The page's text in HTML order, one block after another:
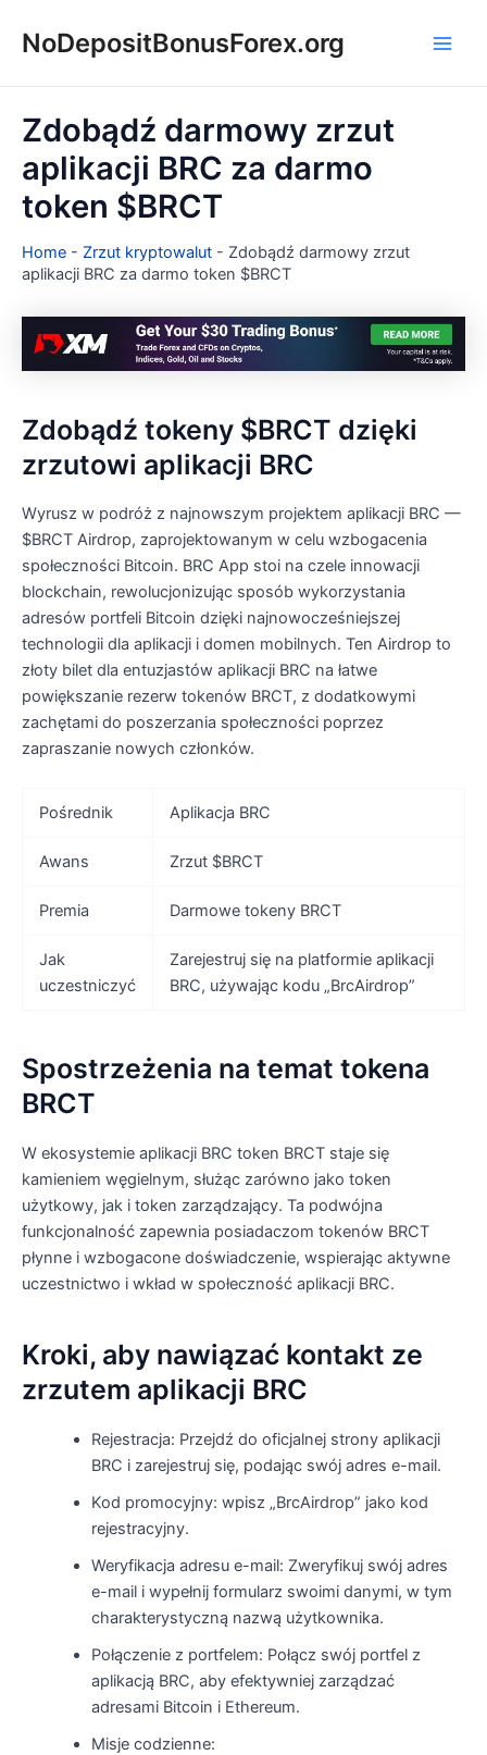
NoDepositBonusForex.org
Zdobądź darmowy zrzut
aplikacji BRC za darmo
token $BRCT
Home - Zrzut kryptowalut - Zdobądź darmowy zrzut
aplikacji BRC za darmo token $BRCT
Zdobądź tokeny $BRCT dzięki
zrzutowi aplikacji BRC
Wyrusz w podróż z najnowszym projektem aplikacji BRC —
$BRCT Airdrop, zaprojektowanym w celu wzbogacenia
społeczności Bitcoin. BRC App stoi na czele innowacji
blockchain, rewolucjonizując sposób wykorzystania
adresów portfeli Bitcoin dzięki najnowocześniejszej
technologii dla aplikacji i domen mobilnych. Ten Airdrop to
złoty bilet dla entuzjastów aplikacji BRC na łatwe
powiększanie rezerw tokenów BRCT, z dodatkowymi
zachętami do poszerzania społeczności poprzez
zapraszanie nowych członków.
Pośrednik Aplikacja BRC
Awans Zrzut $BRCT
Premia Darmowe tokeny BRCT
Jak
uczestniczyć
Zarejestruj się na platformie aplikacji
BRC, używając kodu „BrcAirdrop”
Spostrzeżenia na temat tokena
BRCT
W ekosystemie aplikacji BRC token BRCT staje się
kamieniem węgielnym, służąc zarówno jako token
użytkowy, jak i token zarządzający. Ta podwójna
funkcjonalność zapewnia posiadaczom tokenów BRCT
płynne i wzbogacone doświadczenie, wspierając aktywne
uczestnictwo i wkład w społeczność aplikacji BRC.
Kroki, aby nawiązać kontakt ze
zrzutem aplikacji BRC
Rejestracja: Przejdź do oficjalnej strony aplikacji
BRC i zarejestruj się, podając swój adres e-mail.
Kod promocyjny: wpisz „BrcAirdrop” jako kod
rejestracyjny.
Weryfikacja adresu e-mail: Zweryfikuj swój adres
e-mail i wypełnij formularz swoimi danymi, w tym
charakterystyczną nazwą użytkownika.
Połączenie z portfelem: Połącz swój portfel z
aplikacją BRC, aby efektywniej zarządzać
adresami Bitcoin i Ethereum.
Misje codzienne: